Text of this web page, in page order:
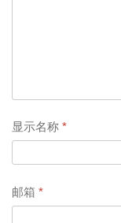
显示名称 *
邮箱 *